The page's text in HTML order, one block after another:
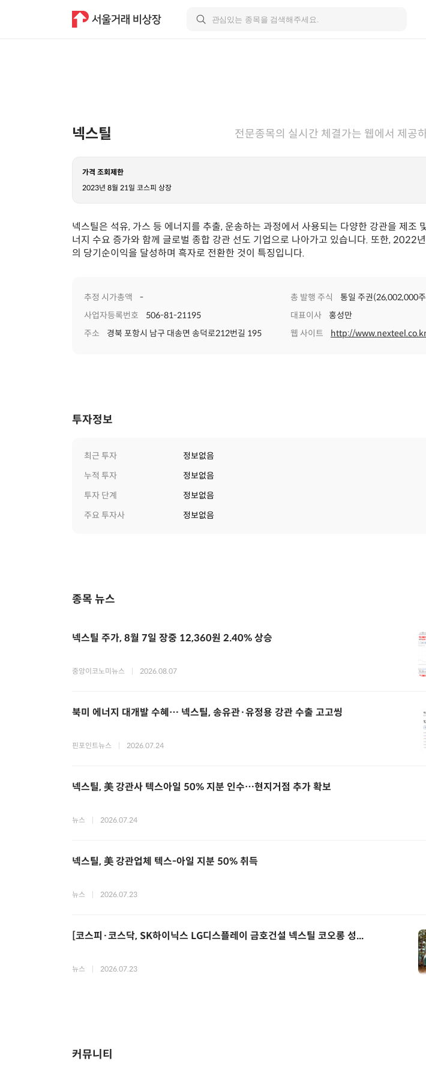
넥스틸 전문종목의 실시간 체결가는 웹에서 제공
가격 조회제한
2023년 8월 21일 코스피 상장
넥스틸은 석유, 가스 등 에너지를 추출, 운송하는 과정에서 사용되는 다양한 강관을 제조
너지 수요 증가와 함께 글로벌 종합 강관 선도 기업으로 나아가고 있습니다. 또한, 2022
의 당기순이익을 달성하며 흑자로 전환한 것이 특징입니다.
추정 시가총액 - 총 발행 주식
통일 주권(26,002,000
사업자등록번호
506-81-21195 대표이사
홍성만
주소
경북 포항시 남구 대송면 송덕로212번길 195 웹 사이트 http://www.nexteel.co.kr
투자정보
최근 투자
정보없음
누적 투자
정보없음
투자 단계
정보없음
주요 투자사
정보없음
종목 뉴스
넥스틸 주가, 8월 7일 장중 12,360원 2.40% 상승
중앙이코노미뉴스 2026.08.07
북미 에너지 대개발 수혜… 넥스틸, 송유관·유정용 강관 수출 고고씽
핀포인트뉴스 2026.07.24
넥스틸, 美 강관사 텍스아일 50% 지분 인수…현지거점 추가 확보
뉴스 2026.07.24
넥스틸, 美 강관업체 텍스-아일 지분 50% 취득
뉴스 2026.07.23
[코스피·코스닥, SK하이닉스 LG디스플레이 금호건설 넥스틸 코오롱 성...
뉴스 2026.07.23
커뮤니티